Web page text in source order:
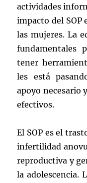
actividades
impacto del SOP
las mujeres. La
fundamentales
tener
les está
apoyo necesario
efectivos.
El SOP es el
infertilidad
reproductiva y
la adolescencia.